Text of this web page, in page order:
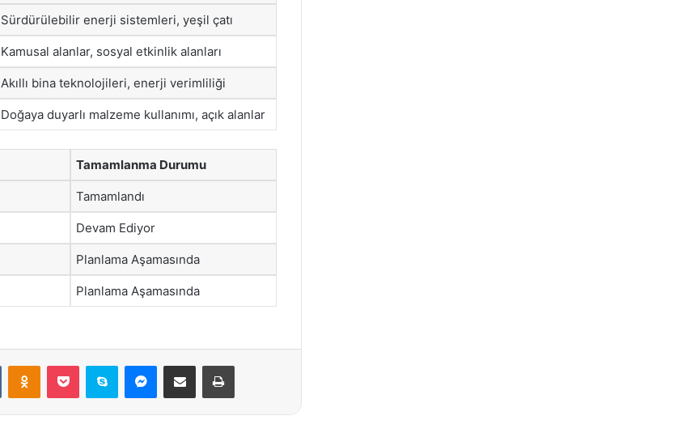
Sürdürülebilir enerji sistemleri, yeşil çatı
Kamusal alanlar, sosyal etkinlik alanları
Akıllı bina teknolojileri, enerji verimliliği
Doğaya duyarlı malzeme kullanımı, açık alanlar
Tamamlanma Durumu
Tamamlandı
Devam Ediyor
Planlama Aşamasında
Planlama Aşamasında
VKontakteOdnoklassniki
Pocket Skype Messenger
E-Posta ile paylaş Yazdır